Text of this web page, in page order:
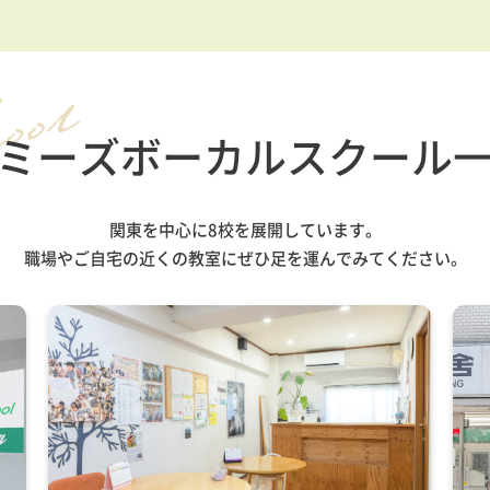
ーズボーカルスクール
関東を中心に8校を展開しています。
職場やご自宅の近くの教室にぜひ足を運んでみてください。